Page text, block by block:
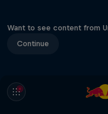
Want to see content from
Continue